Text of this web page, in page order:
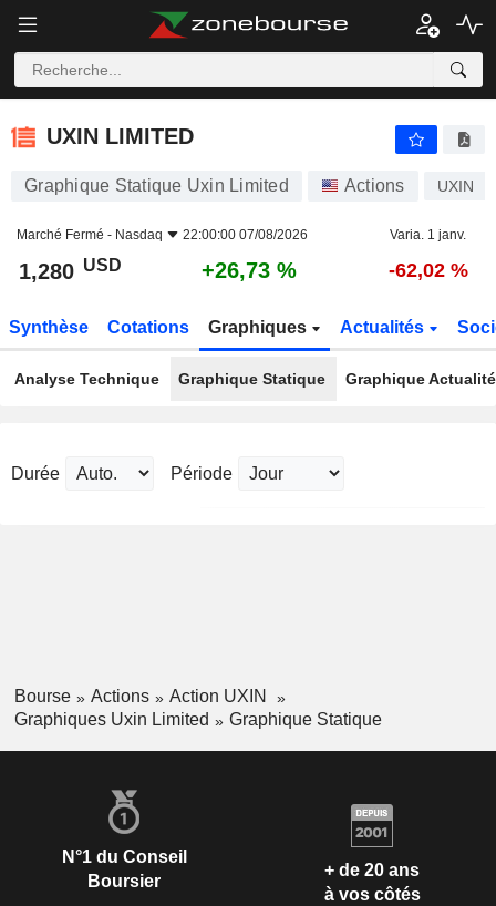
UXIN LIMITED
UXIN LIMITED
Graphique Statique Uxin Limited Actions UXIN
Marché Fermé - Nasdaq 22:00:00 07/08/2026 Varia. 1 janv.
1,280 USD +26,73 % -62,02 %
Synthèse Cotations Graphiques Actualités
Analyse Technique Graphique Statique Graphique
Durée Période
Bourse Actions
Action UXIN
Graphiques Uxin Limited
Graphique Statique
N°1 du Conseil
Boursier
+ de 20 ans
à vos côtés